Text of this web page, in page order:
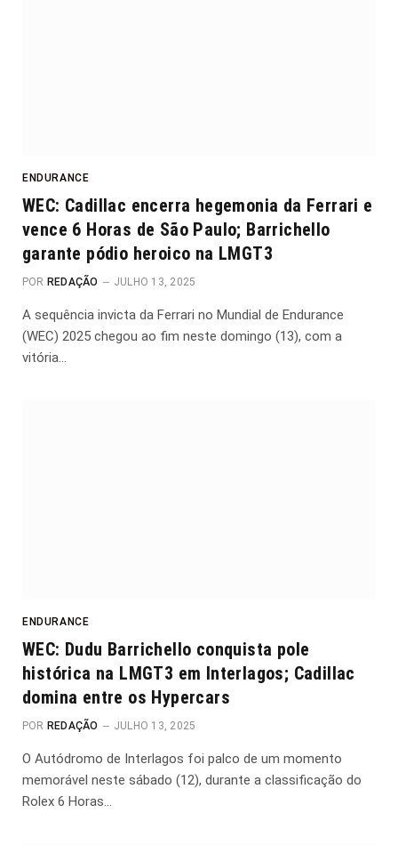
ENDURANCE
WEC: Cadillac encerra hegemonia da Ferrari e
vence 6 Horas de São Paulo; Barrichello
garante pódio heroico na LMGT3
POR REDAÇÃO JULHO 13, 2025
A sequência invicta da Ferrari no Mundial de Endurance
(WEC) 2025 chegou ao fim neste domingo (13), com a
vitória…
ENDURANCE
WEC: Dudu Barrichello conquista pole
histórica na LMGT3 em Interlagos; Cadillac
domina entre os Hypercars
POR REDAÇÃO JULHO 13, 2025
O Autódromo de Interlagos foi palco de um momento
memorável neste sábado (12), durante a classificação do
Rolex 6 Horas…